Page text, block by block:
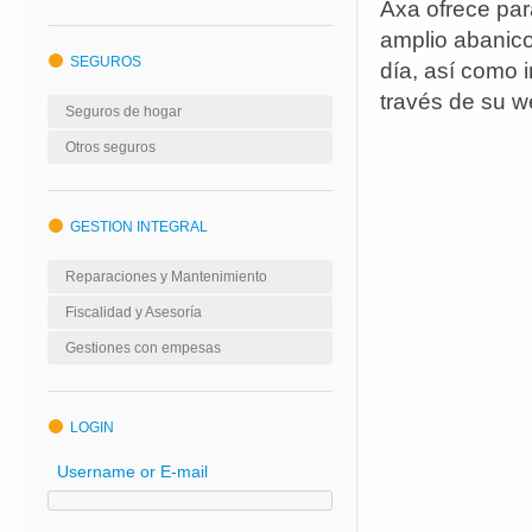
SEGUROS
Seguros de hogar
Otros seguros
GESTION INTEGRAL
Reparaciones y Mantenimiento
Fiscalidad y Asesoría
Gestiones con empesas
LOGIN
Username or E-mail
Axa ofrece
amplio
día, así como
través de su